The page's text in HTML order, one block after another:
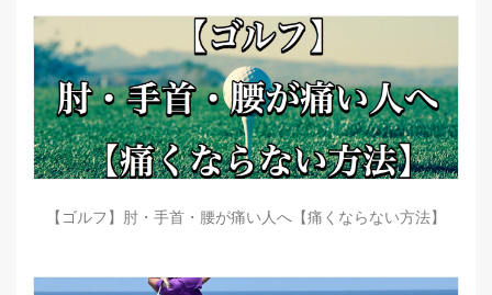
【ゴルフ】肘・手首・腰が痛い人へ【痛くならない方法】